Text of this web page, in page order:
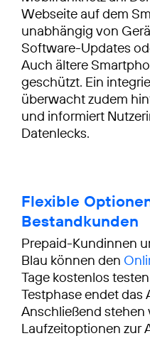
Webseite auf dem
unabhängig von
Software-Updates
Auch ältere
geschützt. Ein
überwacht zudem
und informiert
Datenlecks.
Flexible
Bestandkunden
Prepaid-Kundinnen
Blau können den
Tage kostenlos
Testphase endet
Anschließend stehen
Laufzeitoptionen zur